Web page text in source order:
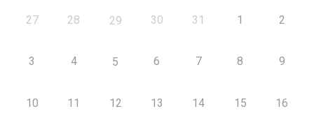
27 28 29 30 31 1 2
3 4 5 6 7 8 9
10 11 12 13 14 15 16